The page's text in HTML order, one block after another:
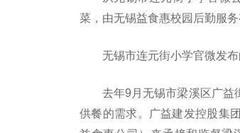
菜，由无锡益食惠校园后勤服务
无锡市连元街小学官微发
去年9月无锡市梁溪区广益
供餐的需求。广益建发控股集